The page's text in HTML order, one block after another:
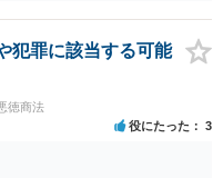
犯罪に該当する可能
徳商法
役にたった 3